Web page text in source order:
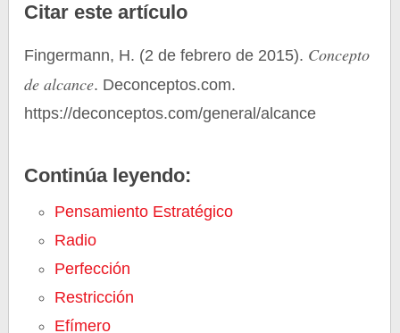
Citar este artículo
Fingermann, H. (2 de febrero de 2015). Concepto
de alcance. Deconceptos.com.
https://deconceptos.com/general/alcance
Continúa leyendo:
Pensamiento Estratégico
Radio
Perfección
Restricción
Efímero